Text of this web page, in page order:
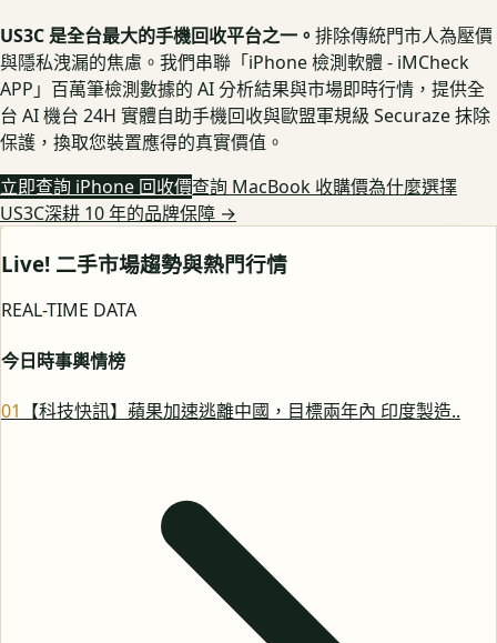
US3C 是全台最大的手機回收平台之一。 排除傳統門市人為壓價
與隱私洩漏的焦慮。我們串聯「iPhone 檢測軟體 - iMCheck
APP」百萬筆檢測數據的 AI 分析結果與市場即時行情，提供全
台 AI 機台 24H 實體自助手機回收與歐盟軍規級 Securaze 抹除
保護，換取您裝置應得的真實價值。
立即查詢 iPhone 回收價查詢 MacBook 收購價為什麼選擇
US3C深耕 10 年的品牌保障 →
Live! 二手市場趨勢與熱門行情
REAL-TIME DATA
今日時事輿情榜
01 【科技快訊】蘋果加速逃離中國，目標兩年內 印度製造..